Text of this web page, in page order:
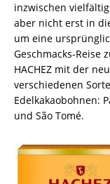
inzwischen
aber nicht erst in
um eine
Geschmacks-Reise
HACHEZ mit der
verschiedenen
Edelkakaobohnen:
und São Tomé.